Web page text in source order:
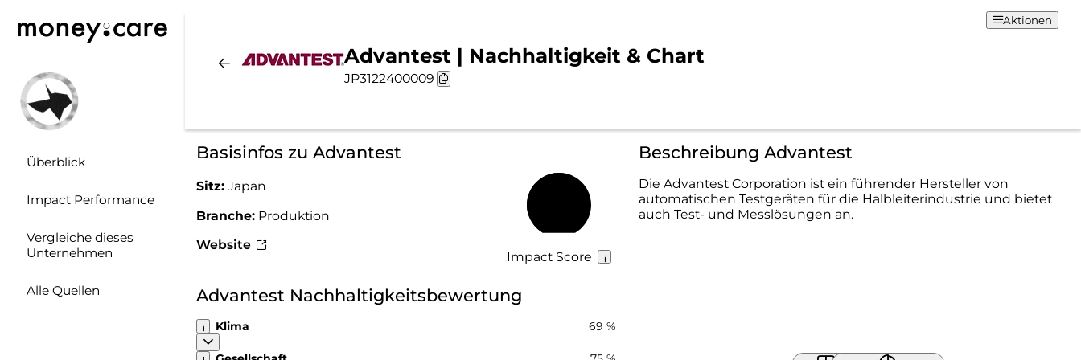
Überblick
Impact Performance
Vergleiche dieses
Unternehmen
Alle Quellen
Advantest | Nachhaltigkeit & Chart
JP3122400009
Aktionen
Basisinfos zu Advantest
Sitz: Japan
Branche: Produktion
Website
Impact Score
Beschreibung Advantest
Die Advantest Corporation ist ein führender Hersteller von
automatischen Testgeräten für die Halbleiterindustrie und bietet
auch Test- und Messlösungen an.
Advantest Nachhaltigkeitsbewertung
Klima 69 %